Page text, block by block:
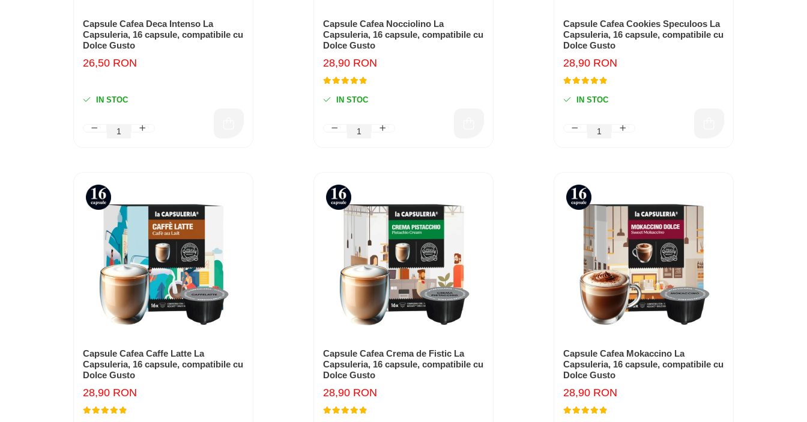
Capsule Cafea Deca Intenso La
Capsuleria, 16 capsule, compatibile cu
Dolce Gusto
26,50 RON
IN STOC
Capsule Cafea Nocciolino La
Capsuleria, 16 capsule, compatibile cu
Dolce Gusto
28,90 RON
IN STOC
Capsule Cafea Cookies Speculoos La
Capsuleria, 16 capsule, compatibile cu
Dolce Gusto
28,90 RON
IN STOC
Capsule Cafea Caffe Latte La
Capsuleria, 16 capsule, compatibile cu
Dolce Gusto
28,90 RON
Capsule Cafea Crema de Fistic La
Capsuleria, 16 capsule, compatibile cu
Dolce Gusto
28,90 RON
Capsule Cafea Mokaccino La
Capsuleria, 16 capsule, compatibile cu
Dolce Gusto
28,90 RON